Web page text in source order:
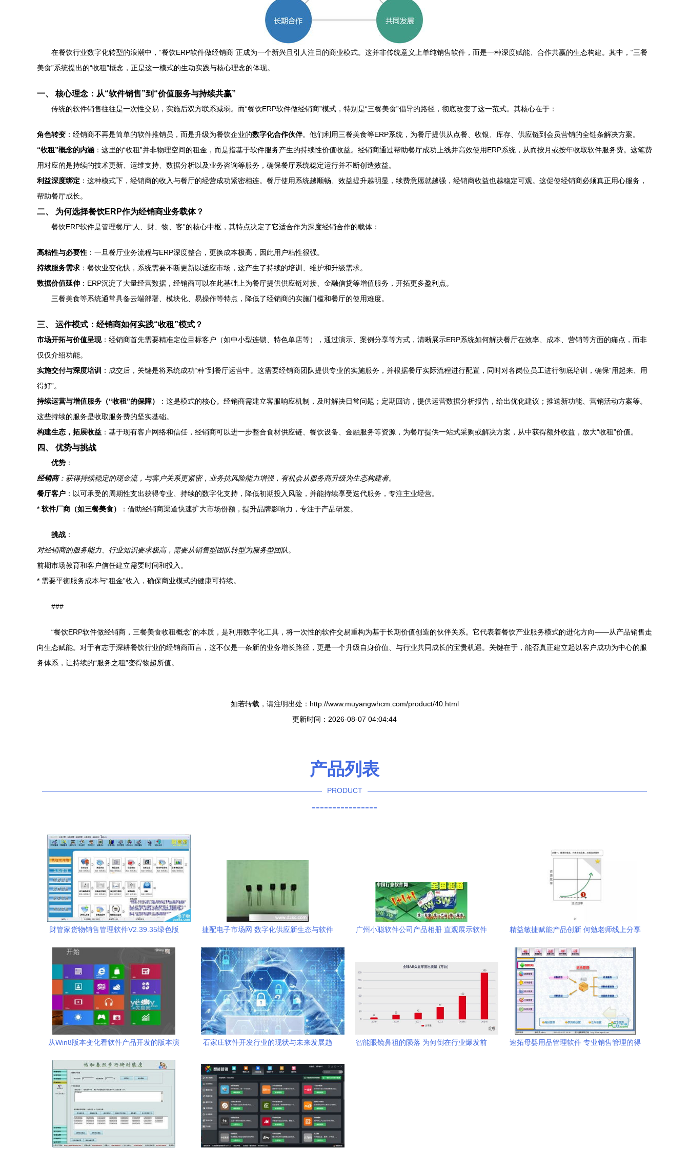
在餐饮行业数字化转型的浪潮中，“餐饮ERP软件做经销商”正成为一个新兴且引人注目的商业模式。这并非传统意义上单纯销售软件，而是一种深度赋能、合作共赢的生态构建。其中，“三餐
美食”系统提出的“收租”概念，正是这一模式的生动实践与核心理念的体现。
一、 核心理念：从“软件销售”到“价值服务与持续共赢”
传统的软件销售往往是一次性交易，实施后双方联系减弱。而“餐饮ERP软件做经销商”模式，特别是“三餐美食”倡导的路径，彻底改变了这一范式。其核心在于：
角色转变 ：经销商不再是简单的软件推销员，而是升级为餐饮企业的数字化合作伙伴。他们利用三餐美食等ERP系统，为餐厅提供从点餐、收银、库存、供应链到会员营销的全链条解决方案。
“收租”概念的内涵 ：这里的“收租”并非物理空间的租金，而是指基于软件服务产生的持续性价值收益。经销商通过帮助餐厅成功上线并高效使用ERP系统，从而按月或按年收取软件服务费。这笔费
用对应的是持续的技术更新、运维支持、数据分析以及业务咨询等服务，确保餐厅系统稳定运行并不断创造效益。
利益深度绑定 ：这种模式下，经销商的收入与餐厅的经营成功紧密相连。餐厅使用系统越顺畅、效益提升越明显，续费意愿就越强，经销商收益也越稳定可观。这促使经销商必须真正用心服务，
帮助餐厅成长。
二、 为何选择餐饮ERP作为经销商业务载体？
餐饮ERP软件是管理餐厅“人、财、物、客”的核心中枢，其特点决定了它适合作为深度经销合作的载体：
高粘性与必要性 ：一旦餐厅业务流程与ERP深度整合，更换成本极高，因此用户粘性很强。
持续服务需求 ：餐饮业变化快，系统需要不断更新以适应市场，这产生了持续的培训、维护和升级需求。
数据价值延伸 ：ERP沉淀了大量经营数据，经销商可以在此基础上为餐厅提供供应链对接、金融信贷等增值服务，开拓更多盈利点。
三餐美食等系统通常具备云端部署、模块化、易操作等特点，降低了经销商的实施门槛和餐厅的使用难度。
三、 运作模式：经销商如何实践“收租”模式？
市场开拓与价值呈现：经销商首先需要精准定位目标客户（如中小型连锁、特色单店等），通过演示、案例分享等方式，清晰展示ERP系统如何解决餐厅在效率、成本、营销等方面的痛点，而非
仅仅介绍功能。
实施交付与深度培训
：成交后，关键是将系统成功“种”到餐厅运营中。这需要经销商团队提供专业的实施服务，并根据餐厅实际流程进行配置，同时对各岗位员工进行彻底培训，确保“用起来、用
得好”。
持续运营与增值服务（“收租”的保障）
：这是模式的核心。经销商需建立客服响应机制，及时解决日常问题；定期回访，提供运营数据分析报告，给出优化建议；推送新功能、营销活动方案等。
这些持续的服务是收取服务费的坚实基础。
构建生态，拓展收益 ：基于现有客户网络和信任，经销商可以进一步整合食材供应链、餐饮设备、金融服务等资源，为餐厅提供一站式采购或解决方案，从中获得额外收益，放大“收租”价值。
四、 优势与挑战
优势 ：
经销商：获得持续稳定的现金流，与客户关系更紧密，业务抗风险能力增强，有机会从服务商升级为生态构建者。
餐厅客户 ：以可承受的周期性支出获得专业、持续的数字化支持，降低初期投入风险，并能持续享受迭代服务，专注主业经营。
* 软件厂商（如三餐美食） ：借助经销商渠道快速扩大市场份额，提升品牌影响力，专注于产品研发。
挑战 ：
对经销商的服务能力、行业知识要求极高，需要从销售型团队转型为服务型团队。
前期市场教育和客户信任建立需要时间和投入。
* 需要平衡服务成本与“租金”收入，确保商业模式的健康可持续。
###
“餐饮ERP软件做经销商，三餐美食收租概念”的本质，是利用数字化工具，将一次性的软件交易重构为基于长期价值创造的伙伴关系。它代表着餐饮产业服务模式的进化方向——从产品销售走
向生态赋能。对于有志于深耕餐饮行业的经销商而言，这不仅是一条新的业务增长路径，更是一个升级自身价值、与行业共同成长的宝贵机遇。关键在于，能否真正建立起以客户成功为中心的服
务体系，让持续的“服务之租”变得物超所值。
如若转载，请注明出处：http://www.muyangwhcm.com/product/40.html
更新时间：2026-08-07 04:04:44
产品列表
PRODUCT
----------------
财管家货物销售管理软件V2.39.35绿色版
捷配电子市场网 数字化供应新生态与软件
广州小聪软件公司产品相册 直观展示软件
精益敏捷赋能产品创新 何勉老师线上分享
从Win8版本变化看软件产品开发的版本演
石家庄软件开发行业的现状与未来发展趋
智能眼镜鼻祖的陨落 为何倒在行业爆发前
速拓母婴用品管理软件 专业销售管理的得